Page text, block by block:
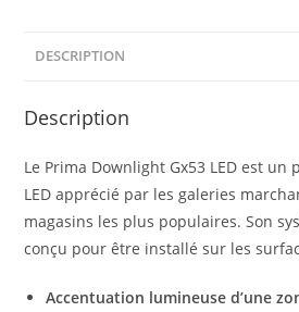
DESCRIPTION
Description
Le Prima Downlight Gx53 LED est un
LED apprécié par les galeries
magasins les plus populaires. Son
conçu pour être installé sur les
Accentuation lumineuse d’une